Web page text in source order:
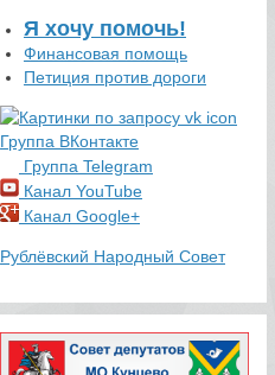
Я хочу помочь!
Финансовая помощь
Петиция против дороги
Группа ВКонтакте
Группа Telegram
Канал YouTube
Канал Google+
Рублёвский Народный Совет